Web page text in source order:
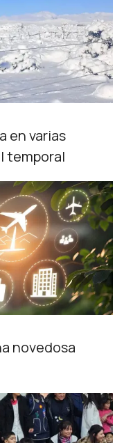
en varias
temporal
novedosa